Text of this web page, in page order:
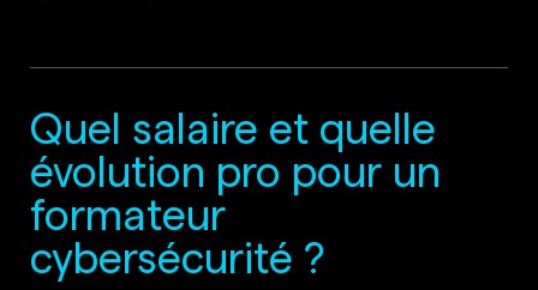
Quel salaire et quelle
évolution pro pour un
formateur
cybersécurité ?